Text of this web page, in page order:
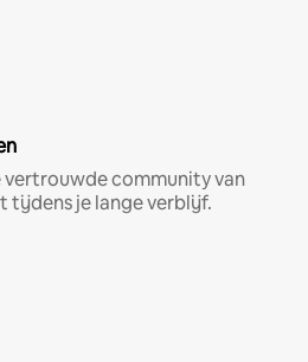
community van
tijdens je lange verblijf.